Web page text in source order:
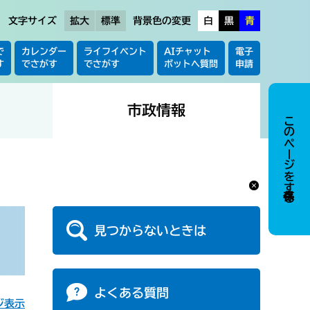
文字サイズ 拡大 標準 背景色の変更 白 黒 青
カレンダー
でさがす
ライフイベント
でさがす
AIチャット
ボットへ質問
電子
申請
市政情報
表示
見つからないときは
よくある質問
このページを保存する